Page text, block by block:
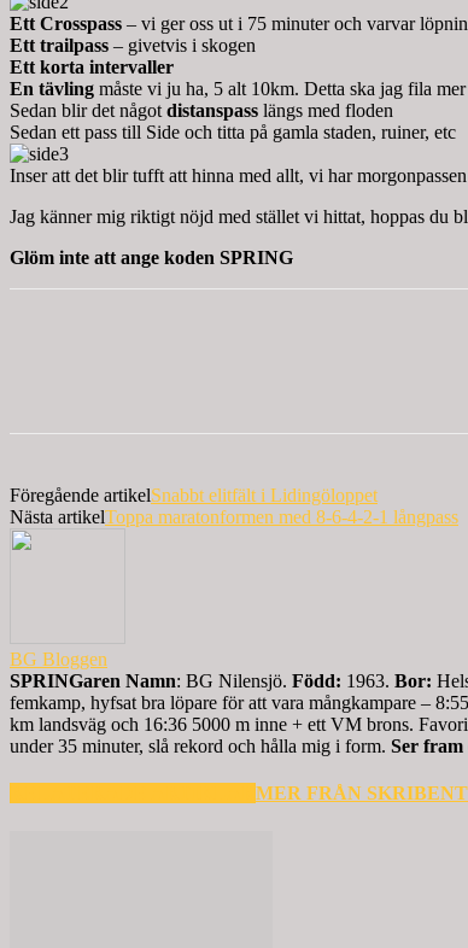
Ett Crosspass – vi ger oss ut i 75 minuter och varvar
Ett trailpass – givetvis i skogen
Ett korta intervaller
En tävling måste vi ju ha, 5 alt 10km. Detta ska jag fila mer
Sedan blir det något distanspass längs med floden
Sedan ett pass till Side och titta på gamla staden, ruiner, etc
Inser att det blir tufft att hinna med allt, vi har
Jag känner mig riktigt nöjd med stället vi hittat, hoppas du
Glöm inte att ange koden SPRING
Föregående artikelSnabbt elitfält i Lidingöloppet
Nästa artikelToppa maratonformen med 8-6-4-2-1 långpass
BG Bloggen
SPRINGaren Namn: BG Nilensjö. Född: 1963. Bor:
femkamp, hyfsat bra löpare för att vara mångkampare –
km landsväg och 16:36 5000 m inne + ett VM brons.
under 35 minuter, slå rekord och hålla mig i form. Ser fram
MER FRÅN